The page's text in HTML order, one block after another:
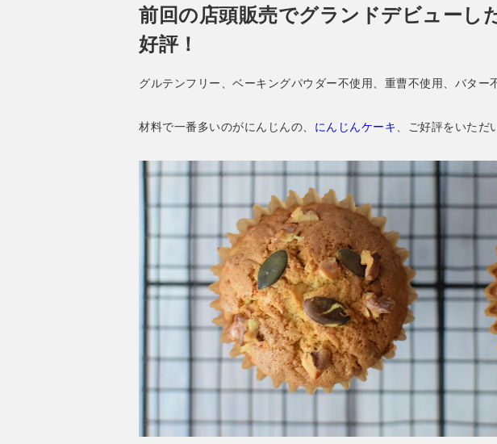
前回の店頭販売でグランドデビューし
好評！
グルテンフリー、ベーキングパウダー不使用、重曹不使用、バター
材料で一番多いのがにんじんの、 にんじんケーキ、ご好評をいただ